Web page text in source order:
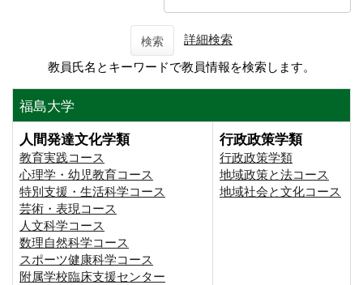
検索
詳細検索
教員氏名とキーワードで教員情報を検索します。
福島大学
人間発達文化学類
教育実践コース
心理学・幼児教育コース
特別支援・生活科学コース
芸術・表現コース
人文科学コース
数理自然科学コース
スポーツ健康科学コース
附属学校臨床支援センター
行政政策学類
行政政策学類
地域政策と法コース
地域社会と文化コース